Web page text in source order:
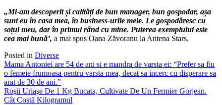
„Mi-am descoperit și calități de bun manager, bun gospodar, așa
sunt eu în casa mea, în business-urile mele. Le gospodăresc cu
soțul meu, dar în primul rând cu mine. Puterea exemplului este
cea mai bună’, a mai spus Oana Zăvoranu la Antena Stars.
Posted in Diverse
Post
navigation
Mama Antoniei are 54 de ani si e mandra de varsta ei: “Prefer sa fiu
o femeie frumoasa pentru varsta mea, decat sa incerc cu disperare sa
arat de 30 de ani.”
Roşii Uriaşe De 1 Kg Bucata, Cultivate De Un Fermier Gorjean.
Cât Costă Kilogramul